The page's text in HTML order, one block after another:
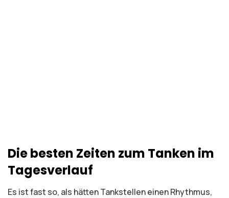
Die besten Zeiten zum Tanken im
Tagesverlauf
Es ist fast so, als hätten Tankstellen einen Rhythmus,